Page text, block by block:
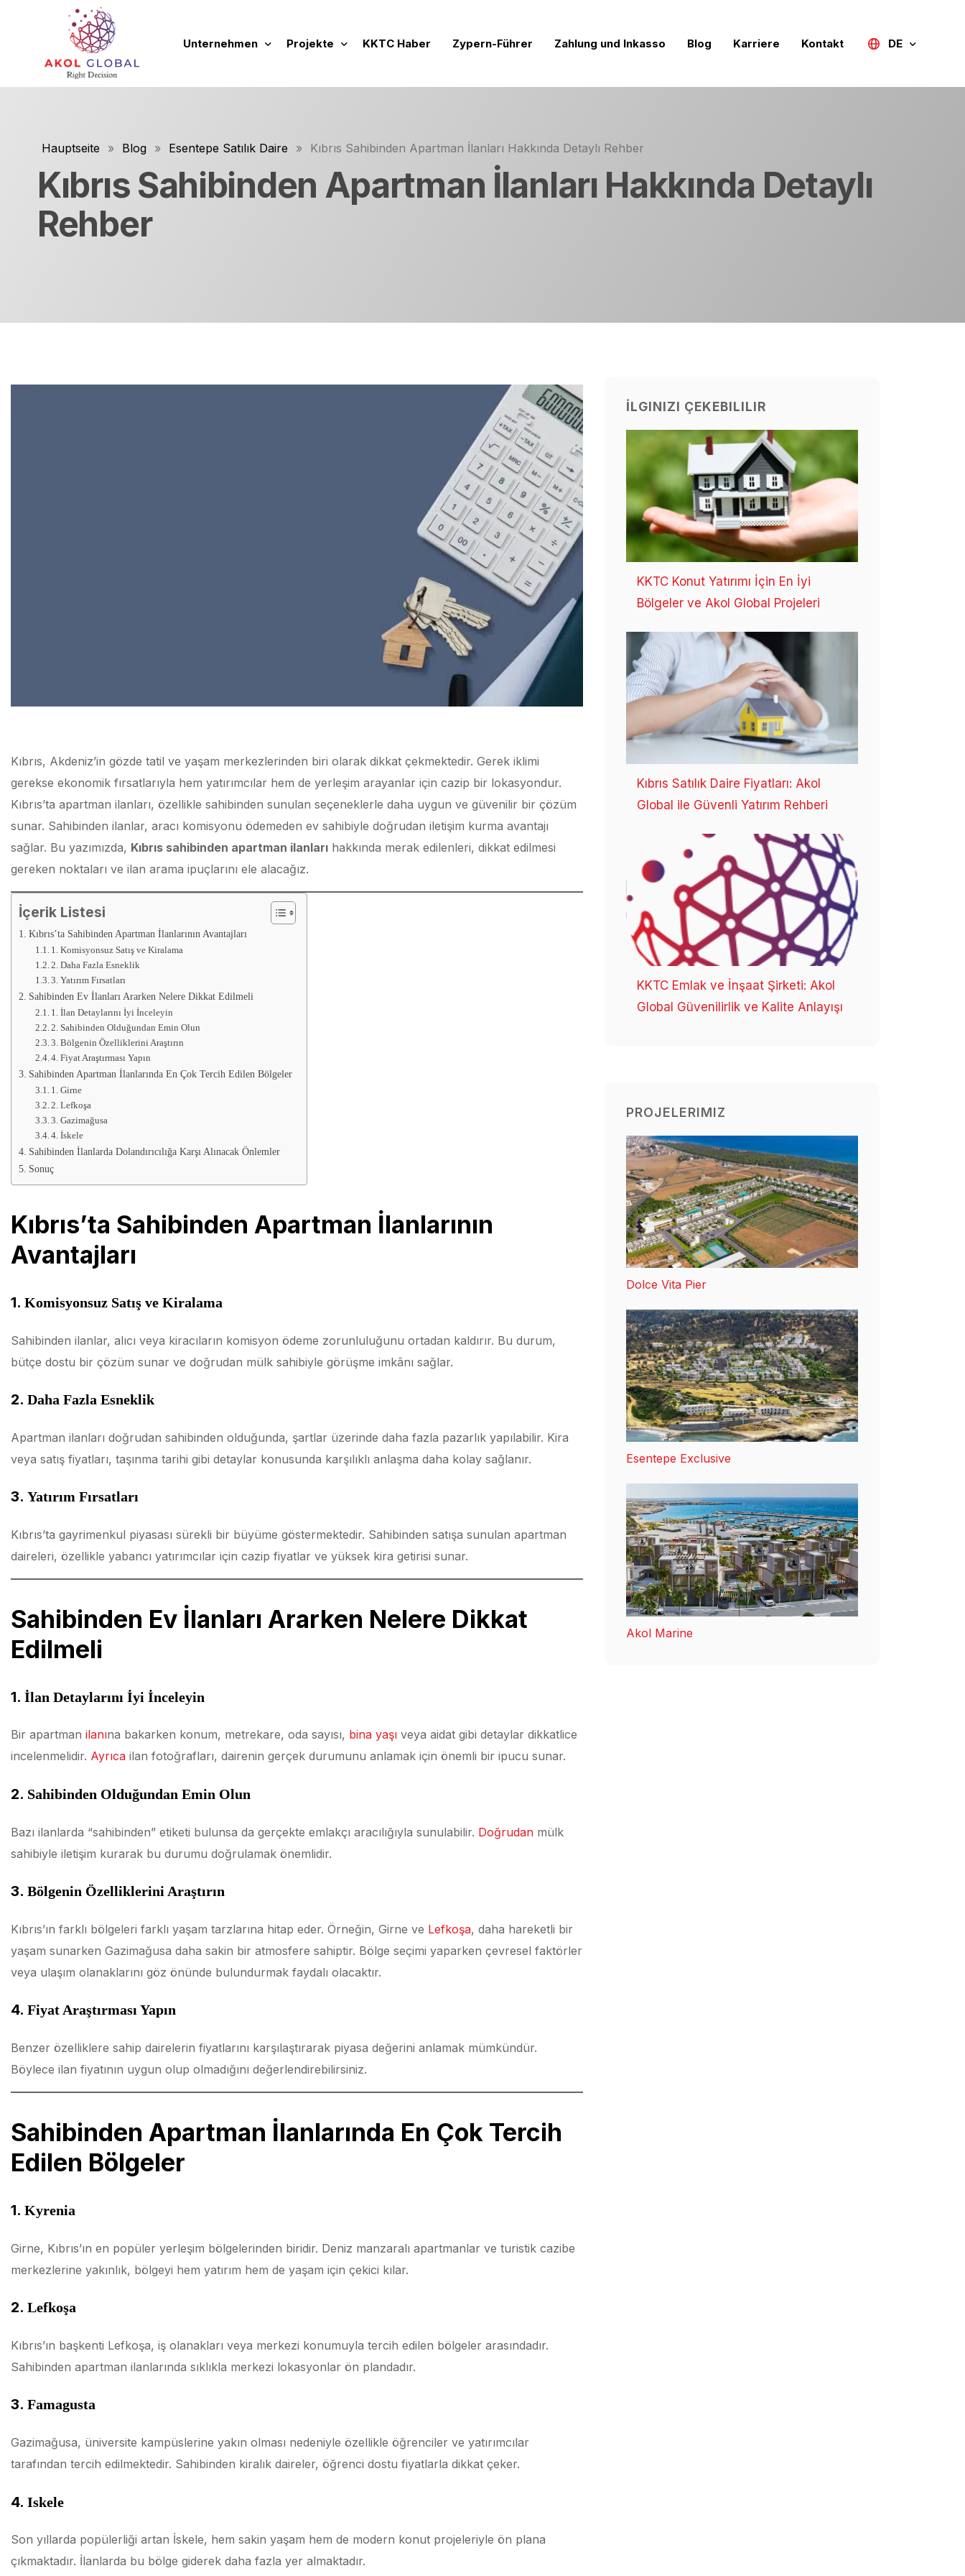
Unternehmen
Tätigkeitsbereiche
Unsere Grundsätze und Werte
Unsere Werbefilme
Projekte
Laufende Vertriebsprojekte
Abgeschlossene Verkaufsprojekte
Zukünftige Projekte
KKTC Haber Zypern-Führer Zahlung und Inkasso Blog Karriere Kontakt DE
Hauptseite » Blog » Esentepe Satılık Daire » Kıbrıs Sahibinden Apartman İlanları Hakkında Detaylı Rehber
Kıbrıs Sahibinden Apartman İlanları Hakkında Detaylı
Rehber
Kıbrıs, Akdeniz’in gözde tatil ve yaşam merkezlerinden biri olarak dikkat çekmektedir. Gerek iklimi
gerekse ekonomik fırsatlarıyla hem yatırımcılar hem de yerleşim arayanlar için cazip bir lokasyondur.
Kıbrıs’ta apartman ilanları, özellikle sahibinden sunulan seçeneklerle daha uygun ve güvenilir bir çözüm
sunar. Sahibinden ilanlar, aracı komisyonu ödemeden ev sahibiyle doğrudan iletişim kurma avantajı
sağlar. Bu yazımızda, Kıbrıs sahibinden apartman ilanları hakkında merak edilenleri, dikkat edilmesi
gereken noktaları ve ilan arama ipuçlarını ele alacağız.
İçerik Listesi
Kıbrıs’ta Sahibinden Apartman İlanlarının Avantajları
1. Komisyonsuz Satış ve Kiralama
2. Daha Fazla Esneklik
3. Yatırım Fırsatları
Sahibinden Ev İlanları Ararken Nelere Dikkat Edilmeli
1. İlan Detaylarını İyi İnceleyin
2. Sahibinden Olduğundan Emin Olun
3. Bölgenin Özelliklerini Araştırın
4. Fiyat Araştırması Yapın
Sahibinden Apartman İlanlarında En Çok Tercih Edilen Bölgeler
1. Girne
2. Lefkoşa
3. Gazimağusa
4. İskele
Sahibinden İlanlarda Dolandırıcılığa Karşı Alınacak Önlemler
Sonuç
Kıbrıs’ta Sahibinden Apartman İlanlarının
Avantajları
1. Komisyonsuz Satış ve Kiralama
Sahibinden ilanlar, alıcı veya kiracıların komisyon ödeme zorunluluğunu ortadan kaldırır. Bu durum,
bütçe dostu bir çözüm sunar ve doğrudan mülk sahibiyle görüşme imkânı sağlar.
2. Daha Fazla Esneklik
Apartman ilanları doğrudan sahibinden olduğunda, şartlar üzerinde daha fazla pazarlık yapılabilir. Kira
veya satış fiyatları, taşınma tarihi gibi detaylar konusunda karşılıklı anlaşma daha kolay sağlanır.
3. Yatırım Fırsatları
Kıbrıs’ta gayrimenkul piyasası sürekli bir büyüme göstermektedir. Sahibinden satışa sunulan apartman
daireleri, özellikle yabancı yatırımcılar için cazip fiyatlar ve yüksek kira getirisi sunar.
Sahibinden Ev İlanları Ararken Nelere Dikkat
Edilmeli
1. İlan Detaylarını İyi İnceleyin
Bir apartman ilanına bakarken konum, metrekare, oda sayısı, bina yaşı veya aidat gibi detaylar dikkatlice
incelenmelidir. Ayrıca ilan fotoğrafları, dairenin gerçek durumunu anlamak için önemli bir ipucu sunar.
2. Sahibinden Olduğundan Emin Olun
Bazı ilanlarda “sahibinden” etiketi bulunsa da gerçekte emlakçı aracılığıyla sunulabilir. Doğrudan mülk
sahibiyle iletişim kurarak bu durumu doğrulamak önemlidir.
3. Bölgenin Özelliklerini Araştırın
Kıbrıs’ın farklı bölgeleri farklı yaşam tarzlarına hitap eder. Örneğin, Girne ve Lefkoşa, daha hareketli bir
yaşam sunarken Gazimağusa daha sakin bir atmosfere sahiptir. Bölge seçimi yaparken çevresel faktörler
veya ulaşım olanaklarını göz önünde bulundurmak faydalı olacaktır.
4. Fiyat Araştırması Yapın
Benzer özelliklere sahip dairelerin fiyatlarını karşılaştırarak piyasa değerini anlamak mümkündür.
Böylece ilan fiyatının uygun olup olmadığını değerlendirebilirsiniz.
Sahibinden Apartman İlanlarında En Çok Tercih
Edilen Bölgeler
1. Kyrenia
Girne, Kıbrıs’ın en popüler yerleşim bölgelerinden biridir. Deniz manzaralı apartmanlar ve turistik cazibe
merkezlerine yakınlık, bölgeyi hem yatırım hem de yaşam için çekici kılar.
2. Lefkoşa
Kıbrıs’ın başkenti Lefkoşa, iş olanakları veya merkezi konumuyla tercih edilen bölgeler arasındadır.
Sahibinden apartman ilanlarında sıklıkla merkezi lokasyonlar ön plandadır.
3. Famagusta
Gazimağusa, üniversite kampüslerine yakın olması nedeniyle özellikle öğrenciler ve yatırımcılar
tarafından tercih edilmektedir. Sahibinden kiralık daireler, öğrenci dostu fiyatlarla dikkat çeker.
4. Iskele
Son yıllarda popülerliği artan İskele, hem sakin yaşam hem de modern konut projeleriyle ön plana
çıkmaktadır. İlanlarda bu bölge giderek daha fazla yer almaktadır.
İLGINIZI ÇEKEBILILIR
KKTC Konut Yatırımı İçin En İyi
Bölgeler ve Akol Global Projeleri
Kıbrıs Satılık Daire Fiyatları: Akol
Global ile Güvenli Yatırım Rehberi
KKTC Emlak ve İnşaat Şirketi: Akol
Global Güvenilirlik ve Kalite Anlayışı
PROJELERIMIZ
Dolce Vita Pier
Esentepe Exclusive
Akol Marine